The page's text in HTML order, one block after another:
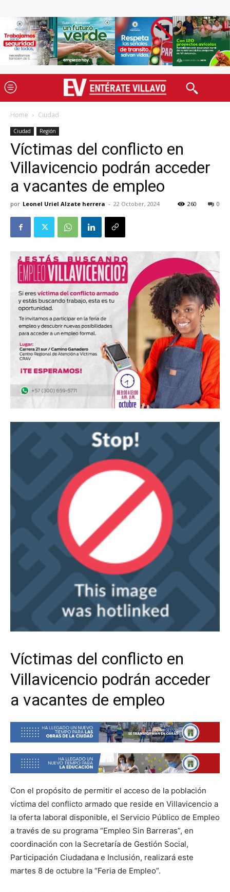
Home Ciudad
Ciudad Región
Víctimas del conflicto en
Villavicencio podrán acceder
a vacantes de empleo
por Leonel Uriel Alzate herrera - 22 October, 2024 0
260
Víctimas del conflicto en
Villavicencio podrán acceder
a vacantes de empleo
Con el propósito de permitir el acceso de la población
víctima del conflicto armado que reside en Villavicencio a
la oferta laboral disponible, el Servicio Público de Empleo
a través de su programa “Empleo Sin Barreras”, en
coordinación con la Secretaría de Gestión Social,
Participación Ciudadana e Inclusión, realizará este
martes 8 de octubre la “Feria de Empleo”.